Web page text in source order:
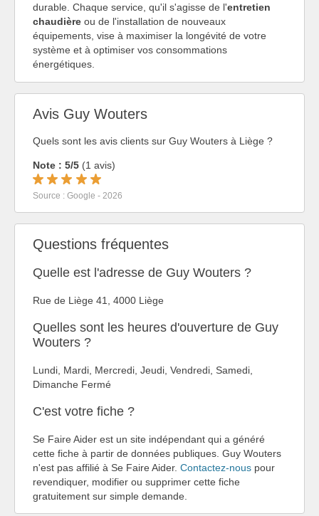
durable. Chaque service, qu'il s'agisse de l'entretien
chaudière ou de l'installation de nouveaux
équipements, vise à maximiser la longévité de votre
système et à optimiser vos consommations
énergétiques.
Avis Guy Wouters
Quels sont les avis clients sur Guy Wouters à Liège ?
Note : 5/5 (1 avis)
Source : Google - 2026
Questions fréquentes
Quelle est l'adresse de Guy Wouters ?
Rue de Liège 41, 4000 Liège
Quelles sont les heures d'ouverture de Guy
Wouters ?
Lundi, Mardi, Mercredi, Jeudi, Vendredi, Samedi,
Dimanche Fermé
C'est votre fiche ?
Se Faire Aider est un site indépendant qui a généré
cette fiche à partir de données publiques. Guy Wouters
n'est pas affilié à Se Faire Aider. Contactez-nous pour
revendiquer, modifier ou supprimer cette fiche
gratuitement sur simple demande.